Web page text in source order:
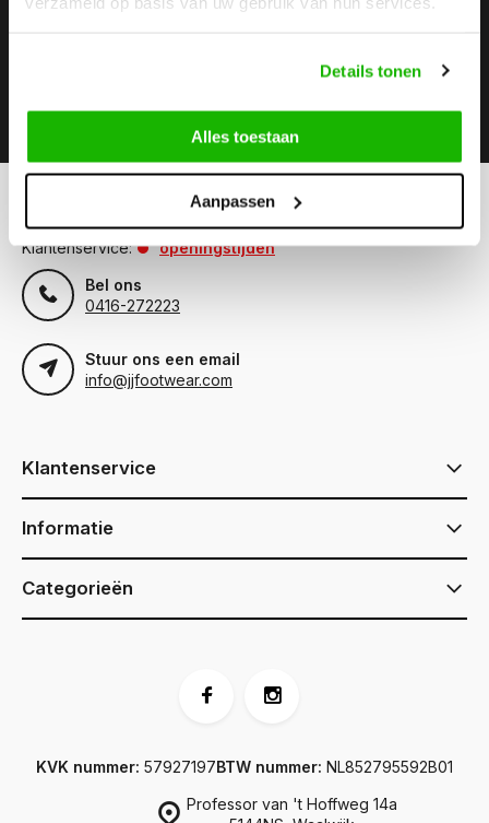
Details tonen
Alles toestaan
Aanpassen
Kunnen we helpen?
Klantenservice:
openingstijden
Bel ons
0416-272223
Stuur ons een email
info@jjfootwear.com
Klantenservice
Informatie
Categorieën
Professor van 't Hoffweg 14a
KVK nummer: 57927197BTW nummer: NL852795592B01